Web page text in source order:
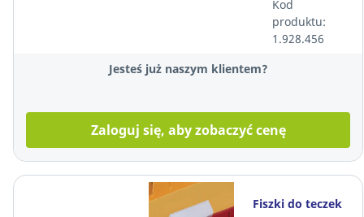
osobowe,
niebieska, 10
sztuk
Kod
produktu:
1.928.456
Jesteś już naszym klientem?
Zaloguj się, aby zobaczyć cenę
Fiszki do teczek